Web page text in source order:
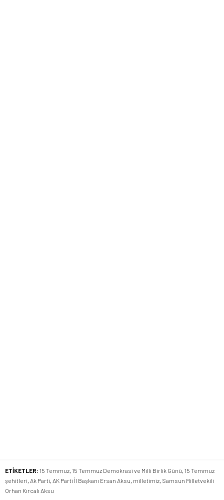
ETİKETLER: 15 Temmuz, 15 Temmuz Demokrasi ve Milli Birlik Günü, 15 Temmuz
şehitleri, Ak Parti, AK Parti İl Başkanı Ersan Aksu, milletimiz, Samsun Milletvekili
Orhan Kırcalı Aksu